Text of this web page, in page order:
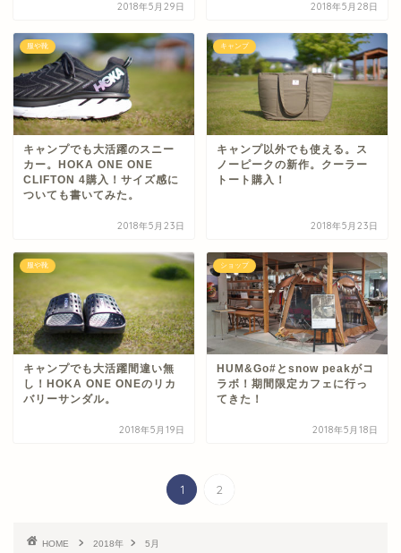
2018年5月29日 2018年5月28日
服や靴
キャンプでも大活躍のスニー
カー。HOKA ONE ONE
CLIFTON 4購入！サイズ感に
ついても書いてみた。
2018年5月23日
キャンプ
キャンプ以外でも使える。ス
ノーピークの新作。クーラー
トート購入！
2018年5月23日
服や靴
キャンプでも大活躍間違い無
し！HOKA ONE ONEのリカ
バリーサンダル。
2018年5月19日
ショップ
HUM&Go#とsnow peakがコ
ラボ！期間限定カフェに行っ
てきた！
2018年5月18日
1 2
HOME 2018年 5月